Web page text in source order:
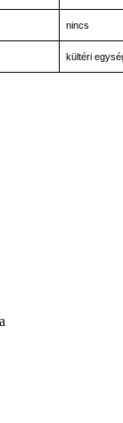
nincs
kültéri